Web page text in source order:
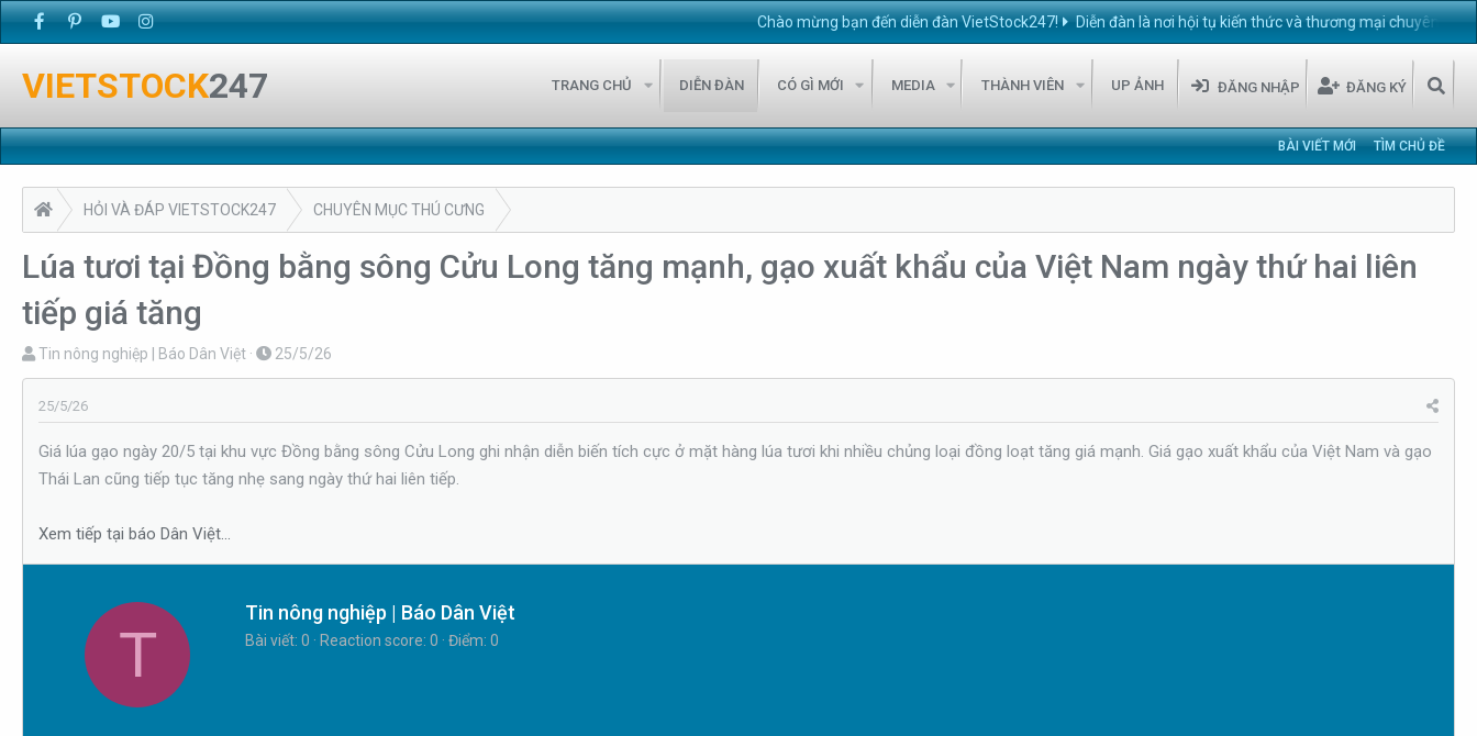
Chào mừng bạn đến diễn đàn VietStock247! Diễn đàn là nơi hội tụ kiến thức và thương mại chuyên ngành chăn
VIETSTOCK247 TRANG CHỦ DIỄN ĐÀN CÓ GÌ MỚI MEDIA THÀNH VIÊN UP ẢNH ĐĂNG NHẬP ĐĂNG KÝ
BÀI VIẾT MỚI TÌM CHỦ ĐỀ
HỎI VÀ ĐÁP VIETSTOCK247 CHUYÊN MỤC THÚ CƯNG
Lúa tươi tại Đồng bằng sông Cửu Long tăng mạnh, gạo xuất khẩu của Việt Nam ngày thứ hai liên
tiếp giá tăng
T
h
r
e
a
d
t
Tin nông nghiệp | Báo Dân Việt
N
g
y
g
ử
25/5/26
25/5/26
Giá lúa gạo ngày 20/5 tại khu vực Đồng bằng sông Cửu Long ghi nhận diễn biến tích cực ở mặt hàng lúa tươi khi nhiều chủng loại đồng loạt tăng giá mạnh. Giá gạo xuất khẩu của Việt Nam và gạo
Thái Lan cũng tiếp tục tăng nhẹ sang ngày thứ hai liên tiếp.
Xem tiếp tại báo Dân Việt...
T
W
r
Tin nông nghiệp | Báo Dân Việt
Bài viết 0 Reaction score 0 Điểm 0